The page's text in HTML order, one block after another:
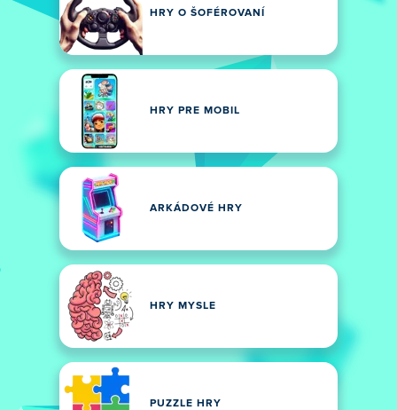
HRY O ŠOFÉROVANÍ
HRY PRE MOBIL
ARKÁDOVÉ HRY
HRY MYSLE
PUZZLE HRY